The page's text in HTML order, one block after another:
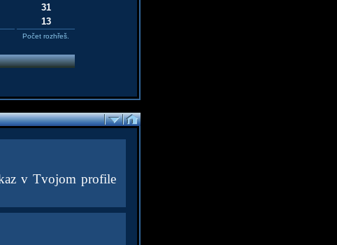
31
13
Počet rozhřeš.
v Tvojom profile